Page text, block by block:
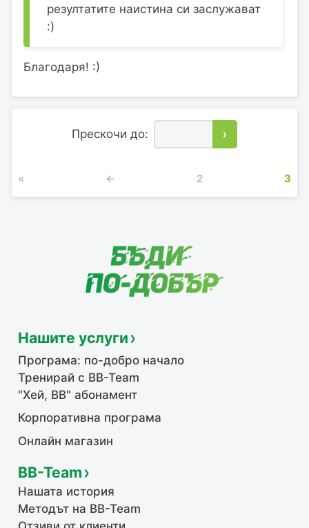
резултатите наистина си заслужават
:)
Благодаря! :)
Прескочи до: ›
« ← 2 3
Нашите услуги
Програма: по-добро начало
Тренирай с BB-Team
"Хей, ВВ" абонамент
Корпоративна програма
Онлайн магазин
BB-Team
Нашата история
Методът на BB-Team